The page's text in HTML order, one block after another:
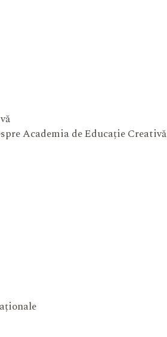
Academia de Educație Creativă